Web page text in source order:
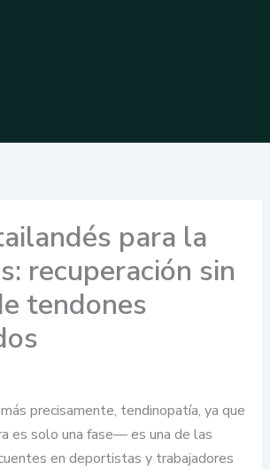
para la
recuperación sin
tendones
precisamente, tendinopatía, ya que
es solo una fase— es una de las
en deportistas y trabajadores